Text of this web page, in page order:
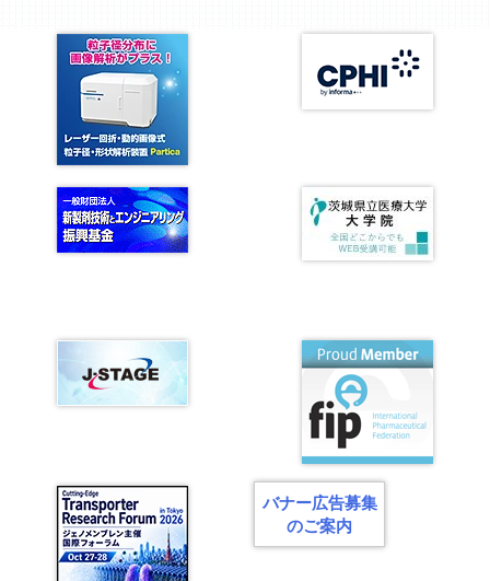
バナー広告募集
のご案内